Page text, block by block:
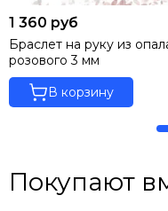
1 360 руб
Браслет на руку из
розового 3 мм
В корзину
Покупают